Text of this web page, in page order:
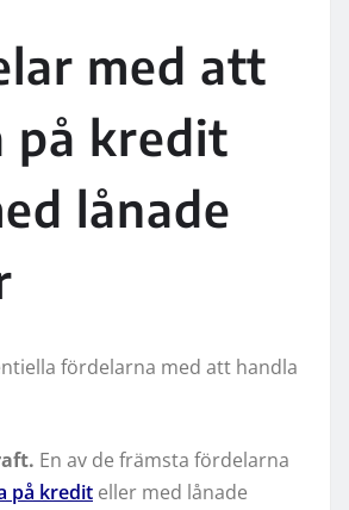
med att
på kredit
lånade
fördelarna med att handla
En av de främsta fördelarna
på kredit eller med lånade